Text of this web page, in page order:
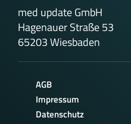
med update GmbH
Hagenauer Straße 53
65203 Wiesbaden
AGB
Impressum
Datenschutz